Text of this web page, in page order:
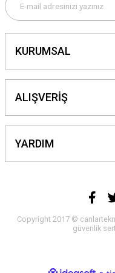
KURUMSAL
ALIŞVERİŞ
YARDIM
Copyright 2017 ©
güvenlik